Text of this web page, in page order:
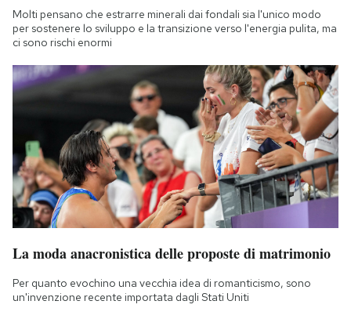
Molti pensano che estrarre minerali dai fondali sia l'unico modo
per sostenere lo sviluppo e la transizione verso l'energia pulita, ma
ci sono rischi enormi
La moda anacronistica delle proposte di matrimonio
Per quanto evochino una vecchia idea di romanticismo, sono
un'invenzione recente importata dagli Stati Uniti